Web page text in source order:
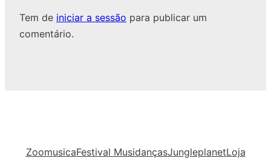
Tem de iniciar a sessão para publicar um
comentário.
ZoomusicaFestival MusidançasJungleplanetLoja